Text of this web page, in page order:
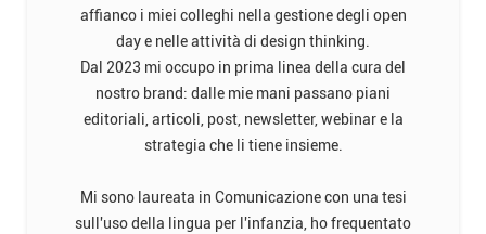
affianco i miei colleghi nella gestione degli open
day e nelle attività di design thinking.
Dal 2023 mi occupo in prima linea della cura del
nostro brand: dalle mie mani passano piani
editoriali, articoli, post, newsletter, webinar e la
strategia che li tiene insieme.
Mi sono laureata in Comunicazione con una tesi
sull'uso della lingua per l'infanzia, ho frequentato